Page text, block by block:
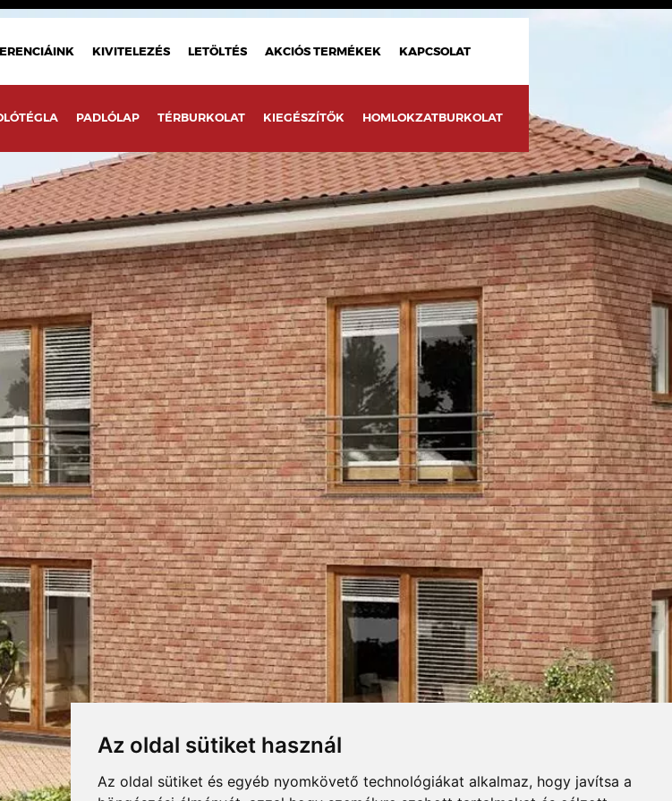
Az oldal sütiket használ
Az oldal sütiket és egyéb nyomkövető technológiákat alkalmaz, hogy javítsa a
KIVITELEZÉS LETÖLTÉS AKCIÓS TERMÉKEK KAPCSOLAT
PADLÓLAP TÉRBURKOLAT KIEGÉSZÍTŐK HOMLOKZATBURKOLAT
Összecsuk
LETÖLTÉSEK FUGASZINEK
KIEGÉSZÍTŐK
felületű kézi vetésű burkolótégla és burkolólap. Változatos felületet adó,
házak téglaburkolati anyaga.
DOBOZOLÁS
RAKLAPTÖMEG
DARABSÚLY
DARAB / RAKLAP
T15 TELJESÍTMÉNYNYILATKOZAT
Letöltés